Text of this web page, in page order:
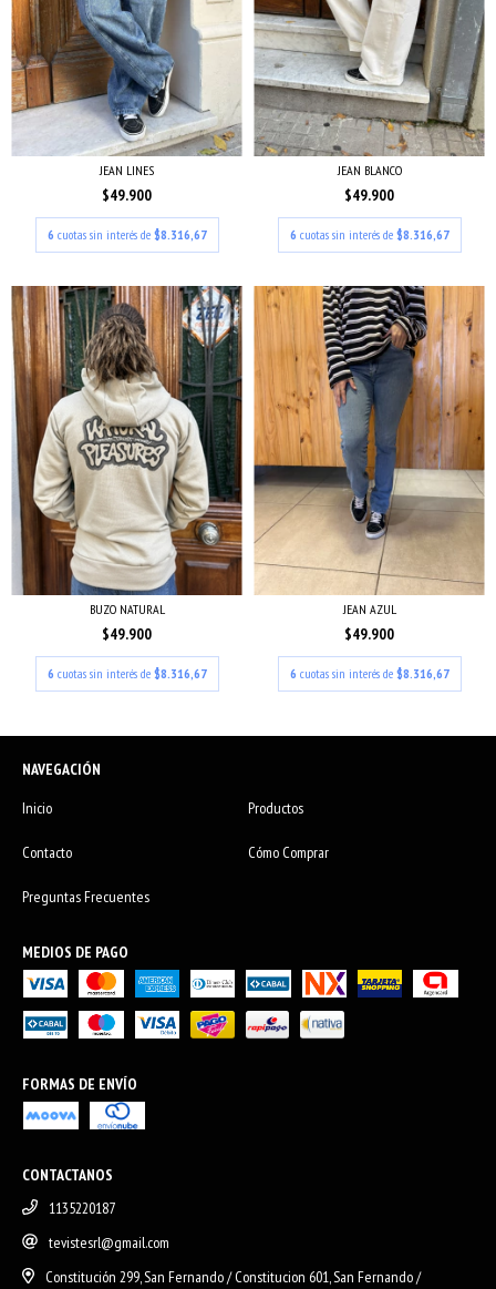
JEAN LINES
$49.900
6 cuotas sin interés de $8.316,67
JEAN BLANCO
$49.900
6 cuotas sin interés de $8.316,67
BUZO NATURAL
$49.900
6 cuotas sin interés de $8.316,67
JEAN AZUL
$49.900
6 cuotas sin interés de $8.316,67
NAVEGACIÓN
Inicio
Productos
Contacto Cómo Comprar
Preguntas Frecuentes
MEDIOS DE PAGO
FORMAS DE ENVÍO
CONTACTANOS
1135220187
tevistesrl@gmail.com
Constitución 299, San Fernando / Constitucion 601, San Fernando /